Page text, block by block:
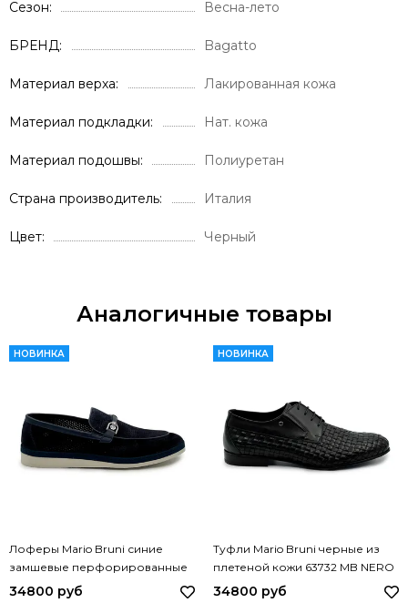
Сезон Весна-лето
БРЕНД Bagatto
Материал верха Лакированная кожа
Материал подкладки Нат. кожа
Материал подошвы Полиуретан
Страна производитель Италия
Цвет Черный
Аналогичные товары
НОВИНКА
Лоферы Mario Bruni синие
замшевые перфорированные
65153 MB BLU
34800 руб
НОВИНКА
Туфли Mario Bruni черные из
плетеной кожи 63732 MB NERO
34800 руб